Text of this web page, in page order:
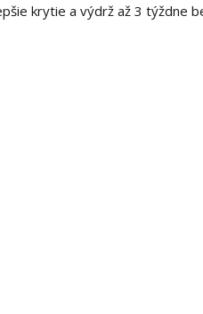
krytie a výdrž až 3 týždne